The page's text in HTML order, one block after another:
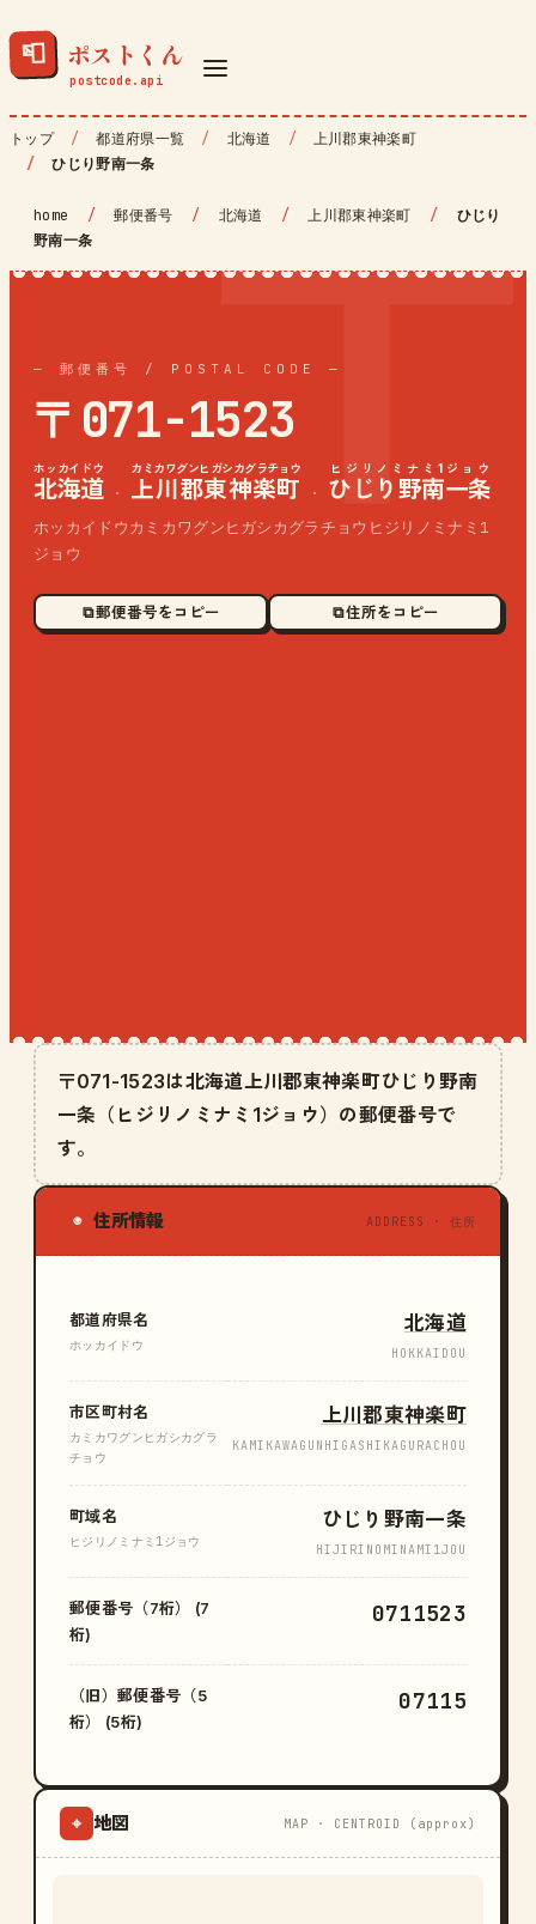
📮 ポストくん
トップ 都道府県一覧 北海道
上川郡東神楽町
ひじり野南一条
home / 郵便番号 / 北海道 / 上川郡東神楽町 /
ひじり
野南一条
— 郵便番号 / POSTAL CODE —
〒071-1523
北海道
ホッカイドウ
· 上川郡東神楽町
カミカワグンヒガシカグラチョウ
· ひじり野南一条
ヒジリノミナミ1ジョウ
ホッカイドウカミカワグンヒガシカグラチョウヒジリノミナミ1
ジョウ
⧉ 郵便番号をコピー ⧉ 住所をコピー
〒071-1523は北海道上川郡東神楽町ひじり野南
一条（ヒジリノミナミ1ジョウ）の郵便番号で
す。
◉ 住所情報 ADDRESS · 住所
都道府県名
ホッカイドウ
北海道
HOKKAIDOU
市区町村名
カミカワグンヒガシカグラ
チョウ
上川郡東神楽町
KAMIKAWAGUNHIGASHIKAGURACHOU
町域名
ヒジリノミナミ1ジョウ
ひじり野南一条
HIJIRINOMINAMI1JOU
郵便番号（7桁） (7
桁)
0711523
（旧）郵便番号（5
桁） (5桁)
07115
⌖ 地図 MAP · CENTROID (approx)